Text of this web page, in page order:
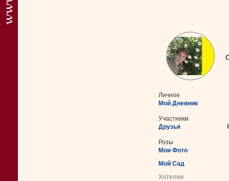
Личное
Мой Дневник
Участники
Друзья
Розы
Мои Фото
Мой Сад
Хотелки